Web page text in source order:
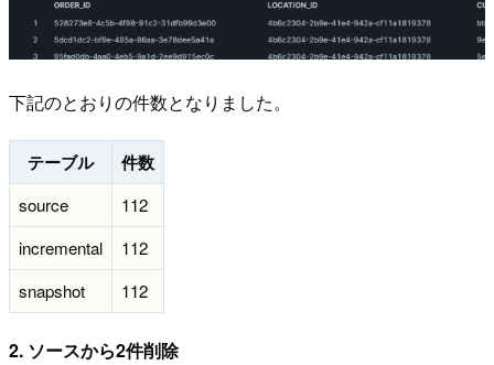
下記のとおりの件数となりました。
テーブル 件数
source
112
incremental
112
snapshot
112
2. ソースから2件削除